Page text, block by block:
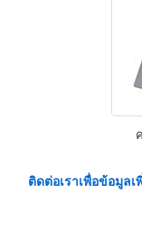
ติดต่อเราเพื่อข้อมูล